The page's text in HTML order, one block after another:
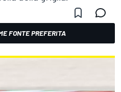
FONTE PREFERITA